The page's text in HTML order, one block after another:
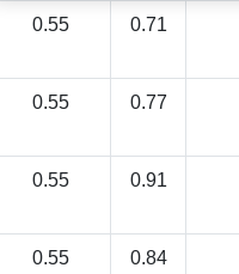
0.55 0.71
0.55 0.77
0.55 0.91
0.55 0.84